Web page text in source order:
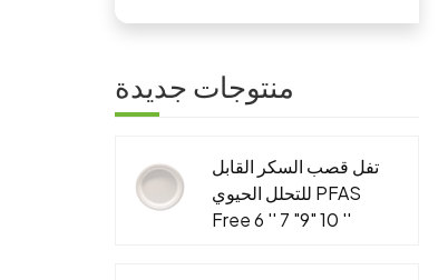
منتوجات جديدة
تفل قصب السكر القابل
للتحلل الحيوي PFAS
Free 6 '' 7 "9" 10 ''